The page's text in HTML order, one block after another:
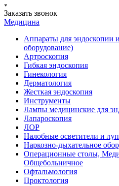
Заказать звонок
Медицина
Аппараты для эндоскопии
оборудование)
Артроскопия
Гибкая эндоскопия
Гинекология
Дерматология
Жесткая эндоскопия
Инструменты
Лампы медицинские для
Лапароскопия
ЛОР
Налобные осветители и
Наркозно-дыхательное
Операционные столы,
Общебольничное
Офтальмология
Проктология